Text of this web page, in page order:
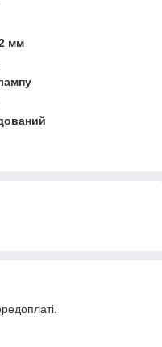
мм